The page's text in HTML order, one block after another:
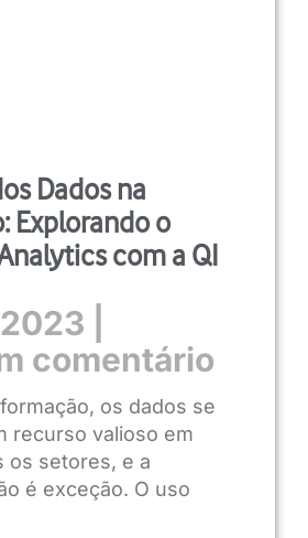
Dados na
Explorando o
com a QI
comentário
os dados se
recurso valioso em
os setores, e a
é exceção. O uso